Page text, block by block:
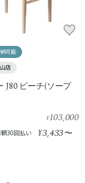
可能
店
J80 ビーチ(ソープ
¥103,000
30回払い ¥3,433〜